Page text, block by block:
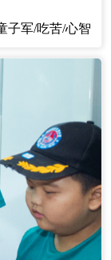
子军/吃苦/心智